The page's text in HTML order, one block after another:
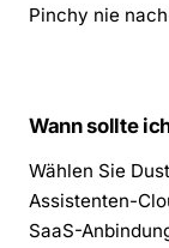
Pinchy nie
Wann sollte
Wählen Sie
Assistenten-
SaaS-